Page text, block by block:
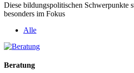
Diese bildungspolitischen Schwerpunkte
besonders im Fokus
Alle
Beratung